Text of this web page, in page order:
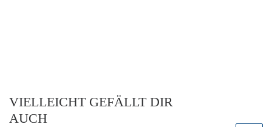
VIELLEICHT GEFÄLLT DIR
AUCH